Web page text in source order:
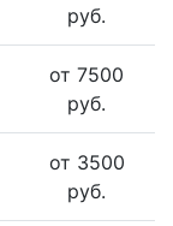
руб.
от 7500
руб.
от 3500
руб.